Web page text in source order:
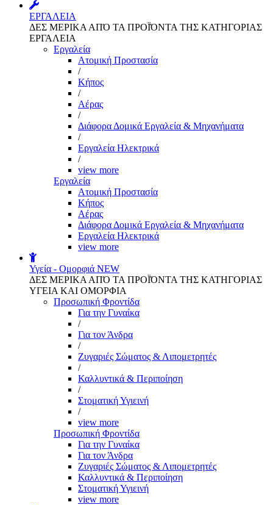
ΕΡΓΑΛΕΙΑ
ΔΕΣ ΜΕΡΙΚΑ ΑΠΌ ΤΑ ΠΡΟΪΌΝΤΑ ΤΗΣ ΚΑΤΗΓΟΡΙΑΣ
ΕΡΓΑΛΕΙΑ
Εργαλεία
Aτομική Προστασία
/
Kήπος
/
Αέρας
/
Διάφορα Δομικά Εργαλεία & Μηχανήματα
/
Εργαλεία Ηλεκτρικά
/
view more
Εργαλεία
Aτομική Προστασία
Kήπος
Αέρας
Διάφορα Δομικά Εργαλεία & Μηχανήματα
Εργαλεία Ηλεκτρικά
view more
Υγεία - Ομορφιά NEW
ΔΕΣ ΜΕΡΙΚΑ ΑΠΌ ΤΑ ΠΡΟΪΌΝΤΑ ΤΗΣ ΚΑΤΗΓΟΡΙΑΣ
ΥΓΕΙΑ ΚΑΙ ΟΜΟΡΦΙΑ
Προσωπική Φροντίδα
Για την Γυναίκα
/
Για τον Άνδρα
/
Ζυγαριές Σώματος & Λιπομετρητές
/
Καλλυντικά & Περιποίηση
/
Στοματική Υγιεινή
/
view more
Προσωπική Φροντίδα
Για την Γυναίκα
Για τον Άνδρα
Ζυγαριές Σώματος & Λιπομετρητές
Καλλυντικά & Περιποίηση
Στοματική Υγιεινή
view more